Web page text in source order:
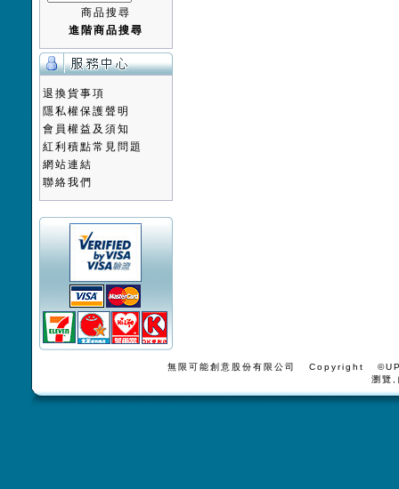
商品搜尋
進階商品搜尋
退換貨事項
隱私權保護聲明
會員權益及須知
紅利積點常見問題
網站連結
聯絡我們
無限可能創意股份有限公司 Copyright
瀏